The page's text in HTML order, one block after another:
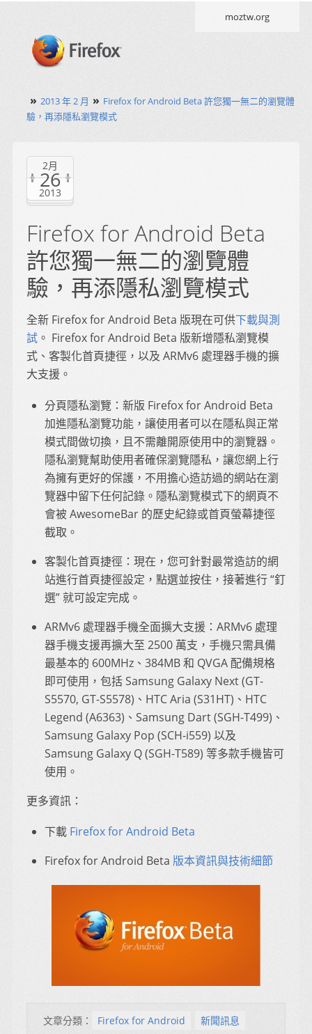
moztw.org
» 2013 年 2 月 » Firefox for Android Beta 許您獨一無二的瀏覽體
驗，再添隱私瀏覽模式
2月
26
2013
Firefox for Android Beta
許您獨一無二的瀏覽體
驗，再添隱私瀏覽模式
全新 Firefox for Android Beta 版現在可供下載與測
試 。 Firefox for Android Beta 版新增隱私瀏覽模
式、客製化首頁捷徑，以及 ARMv6 處理器手機的擴
大支援。
分頁隱私瀏覽：新版 Firefox for Android Beta
加進隱私瀏覽功能，讓使用者可以在隱私與正常
模式間做切換，且不需離開原使用中的瀏覽器。
隱私瀏覽幫助使用者確保瀏覽隱私，讓您網上行
為擁有更好的保護，不用擔心造訪過的網站在瀏
覽器中留下任何記錄。隱私瀏覽模式下的網頁不
會被 AwesomeBar 的歷史紀錄或首頁螢幕捷徑
截取。
客製化首頁捷徑：現在，您可針對最常造訪的網
站進行首頁捷徑設定，點選並按住，接著進行 “釘
選” 就可設定完成。
ARMv6 處理器手機全面擴大支援：ARMv6 處理
器手機支援再擴大至 2500 萬支，手機只需具備
最基本的 600MHz、384MB 和 QVGA 配備規格
即可使用，包括 Samsung Galaxy Next (GT-
S5570, GT-S5578)、HTC Aria (S31HT)、HTC
Legend (A6363)、Samsung Dart (SGH-T499)、
Samsung Galaxy Pop (SCH-i559) 以及
Samsung Galaxy Q (SGH-T589) 等多款手機皆可
使用。
更多資訊：
下載 Firefox for Android Beta
Firefox for Android Beta 版本資訊與技術細節
文章分類： Firefox for Android 新聞訊息